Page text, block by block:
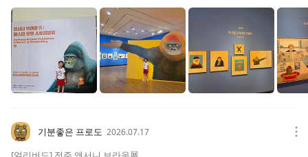
기분좋은 프로도 2026.07.17